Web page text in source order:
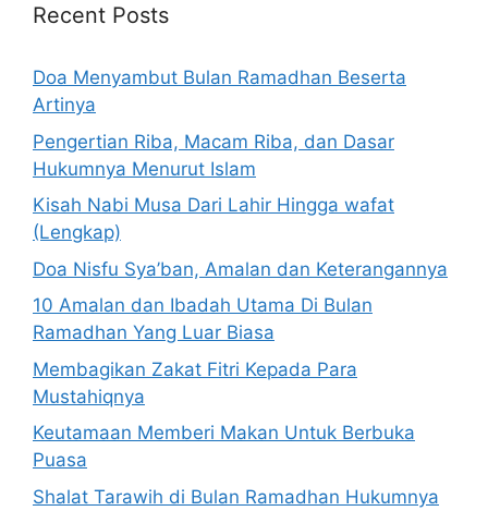
Recent Posts
Doa Menyambut Bulan Ramadhan Beserta
Artinya
Pengertian Riba, Macam Riba, dan Dasar
Hukumnya Menurut Islam
Kisah Nabi Musa Dari Lahir Hingga wafat
(Lengkap)
Doa Nisfu Sya’ban, Amalan dan Keterangannya
10 Amalan dan Ibadah Utama Di Bulan
Ramadhan Yang Luar Biasa
Membagikan Zakat Fitri Kepada Para
Mustahiqnya
Keutamaan Memberi Makan Untuk Berbuka
Puasa
Shalat Tarawih di Bulan Ramadhan Hukumnya